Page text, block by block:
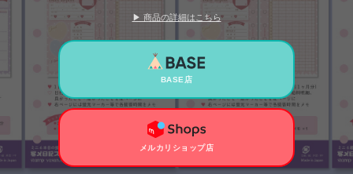
▶ 商品の詳細はこちら
BASE店
メルカリショップ店